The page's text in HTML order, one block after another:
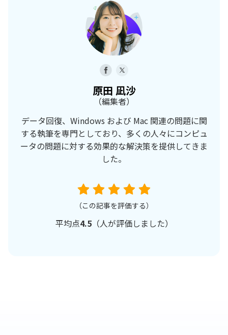
原田 凪沙
（編集者）
データ回復、Windows および Mac 関連の問題に関
する執筆を専門としており、多くの人々にコンピュ
ータの問題に対する効果的な解決策を提供してきま
した。
（この記事を評価する）
平均点4.5（人が評価しました）